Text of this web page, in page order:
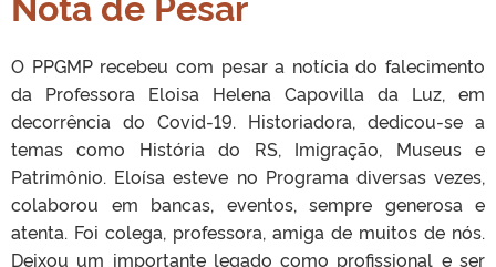
O PPGMP recebeu com pesar a notícia do falecimento
da Professora Eloisa Helena Capovilla da Luz, em
decorrência do Covid-19. Historiadora, dedicou-se a
temas como História do RS, Imigração, Museus e
Patrimônio. Eloísa esteve no Programa diversas vezes,
colaborou em bancas, eventos, sempre generosa e
atenta. Foi colega, professora, amiga de muitos de nós.
Deixou um importante legado como profissional e ser